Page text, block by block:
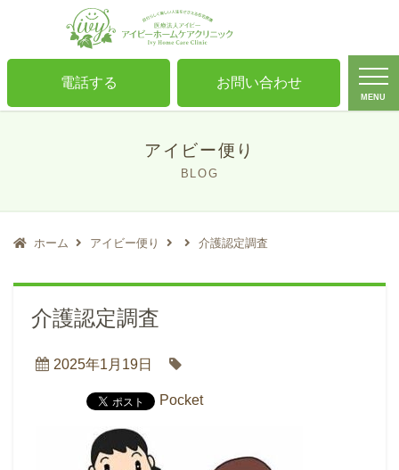
MENU
電話する お問い合わせ
アイビー便り
BLOG
ホーム アイビー便り 介護認定調査
介護認定調査
2025年1月19日
Pocket